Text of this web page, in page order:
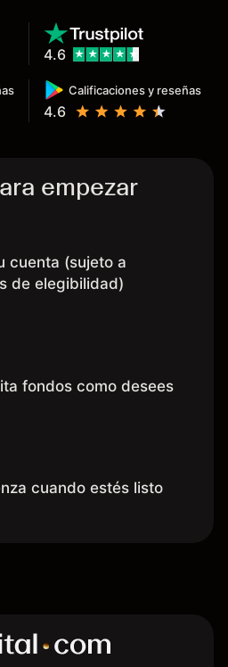
un mercado
a los
existente.
seas, más
Muchas
Calificaciones y reseñas
4.6
4.6
empezar
cuenta (sujeto a
de elegibilidad)
fondos como desees
cuando estés listo